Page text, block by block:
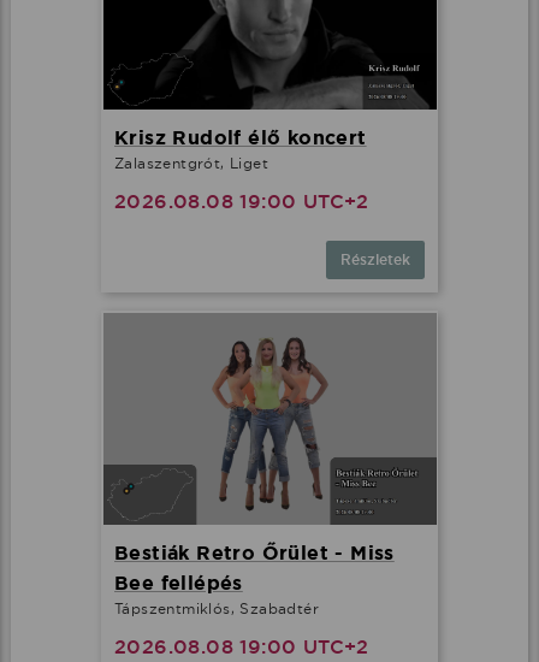
Krisz Rudolf élő koncert
Zalaszentgrót, Liget
2026.08.08 19:00 UTC+2
Részletek
Bestiák Retro Őrület - Miss
Bee fellépés
Tápszentmiklós, Szabadtér
2026.08.08 19:00 UTC+2